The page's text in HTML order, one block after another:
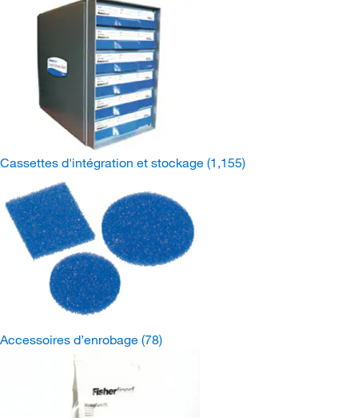
Cassettes d'intégration et stockage (1,155)
Accessoires d’enrobage (78)